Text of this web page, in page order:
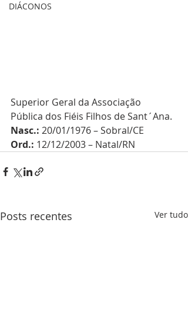
DIÁCONOS
Superior Geral da Associação
Pública dos Fiéis Filhos de Sant´Ana.
Nasc.: 20/01/1976 – Sobral/CE
Ord.: 12/12/2003 – Natal/RN
Posts recentes Ver tudo